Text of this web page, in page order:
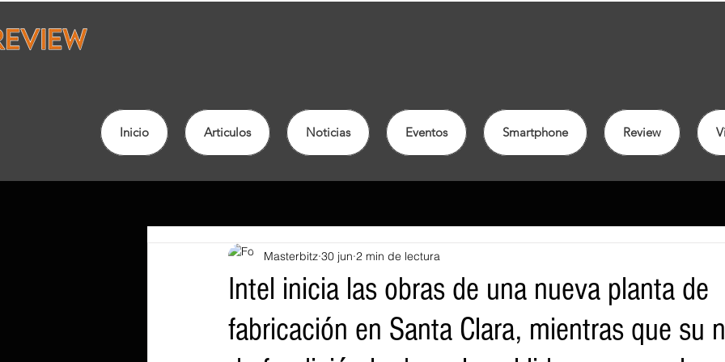
Inicio Articulos Noticias Eventos Smartphone Review
Intel inicia las obras de una nueva planta de
fabricación en Santa Clara, mientras que su
Masterbitz 30 jun 2 min de lectura